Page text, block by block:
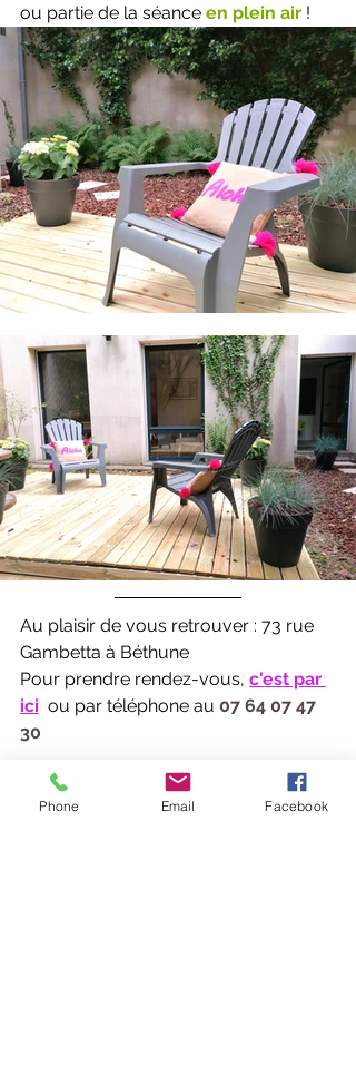
ou partie de la séance en plein air !
Au plaisir de vous retrouver : 73 rue
Gambetta à Béthune
Pour prendre rendez-vous, c'est par
ici ou par téléphone au 07 64 07 47
30
Corinne Houilliez - Sophrologue
certifiée RNCP
Phone Email Facebook